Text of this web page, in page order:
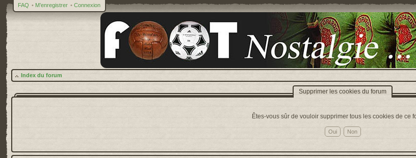
FAQ • M’enregistrer • Connexion
Index du forum
Supprimer les cookies du forum
Êtes-vous sûr de vouloir supprimer tous les cookies de ce